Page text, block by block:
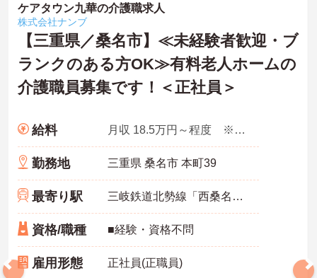
ケアタウン九華の介護職求人
株式会社ナンブ
【三重県／桑名市】≪未経験者歓迎・ブ
ランクのある方OK≫有料老人ホームの
介護職員募集です！＜正社員＞
給料 月収 18.5万円～程度 ※諸手当込
勤務地 三重県 桑名市 本町39
最寄り駅 三岐鉄道北勢線「西桑名駅」バス・車7分
資格/職種 ■経験・資格不問
雇用形態 正社員(正職員)